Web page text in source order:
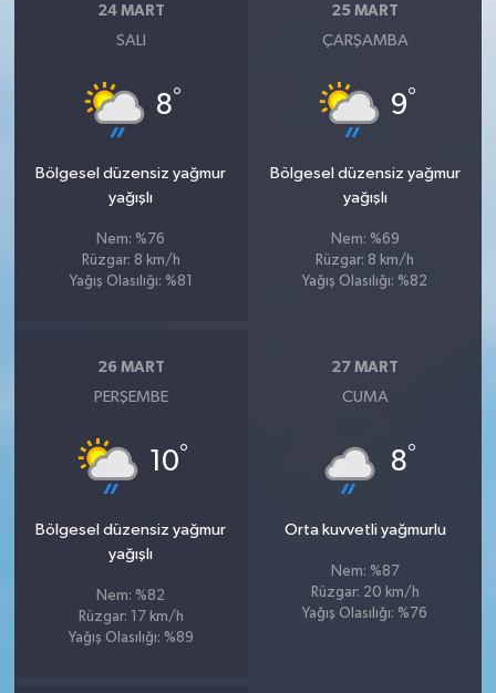
24 MART
SALI
8°
Bölgesel düzensiz yağmur
yağışlı
Nem: %76
Rüzgar: 8 km/h
Yağış Olasılığı: %81
25 MART
ÇARŞAMBA
9°
Bölgesel düzensiz yağmur
yağışlı
Nem: %69
Rüzgar: 8 km/h
Yağış Olasılığı: %82
26 MART
PERŞEMBE
10°
Bölgesel düzensiz yağmur
yağışlı
Nem: %82
Rüzgar: 17 km/h
Yağış Olasılığı: %89
27 MART
CUMA
8°
Orta kuvvetli yağmurlu
Nem: %87
Rüzgar: 20 km/h
Yağış Olasılığı: %76